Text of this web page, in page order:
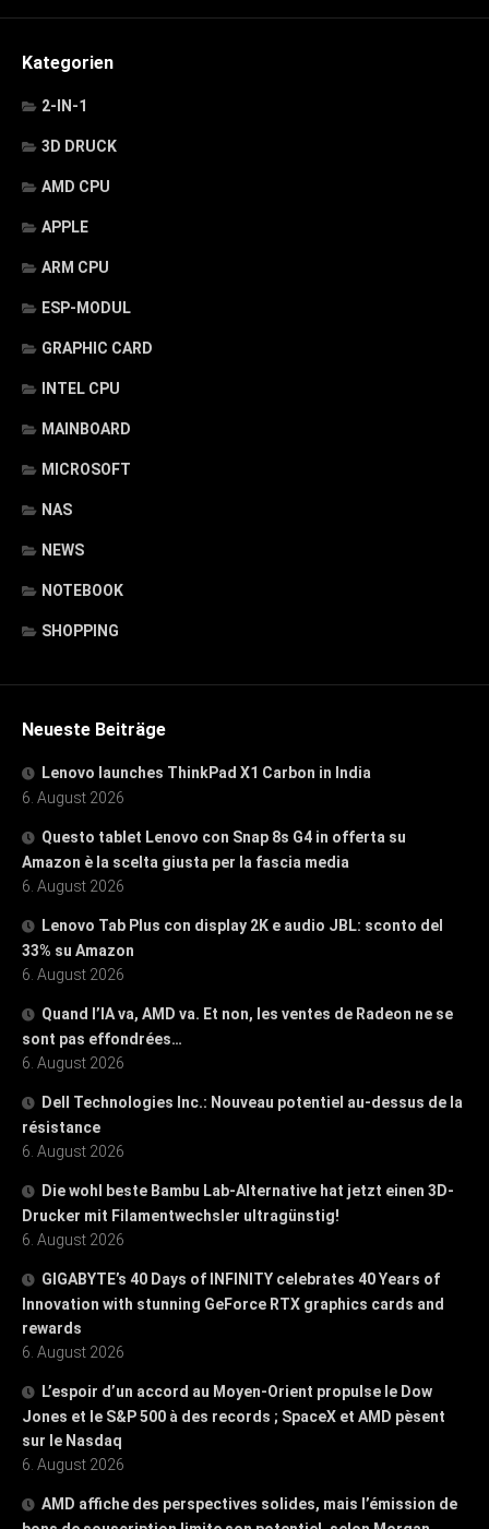
Kategorien
2-IN-1
3D DRUCK
AMD CPU
APPLE
ARM CPU
ESP-MODUL
GRAPHIC CARD
INTEL CPU
MAINBOARD
MICROSOFT
NAS
NEWS
NOTEBOOK
SHOPPING
Neueste Beiträge
Lenovo launches ThinkPad X1 Carbon in India
6. August 2026
Questo tablet Lenovo con Snap 8s G4 in offerta su
Amazon è la scelta giusta per la fascia media
6. August 2026
Lenovo Tab Plus con display 2K e audio JBL: sconto del
33% su Amazon
6. August 2026
Quand l’IA va, AMD va. Et non, les ventes de Radeon ne se
sont pas effondrées…
6. August 2026
Dell Technologies Inc.: Nouveau potentiel au-dessus de la
résistance
6. August 2026
Die wohl beste Bambu Lab-Alternative hat jetzt einen 3D-
Drucker mit Filamentwechsler ultragünstig!
6. August 2026
GIGABYTE’s 40 Days of INFINITY celebrates 40 Years of
Innovation with stunning GeForce RTX graphics cards and
rewards
6. August 2026
L’espoir d’un accord au Moyen-Orient propulse le Dow
Jones et le S&P 500 à des records ; SpaceX et AMD pèsent
sur le Nasdaq
6. August 2026
AMD affiche des perspectives solides, mais l’émission de